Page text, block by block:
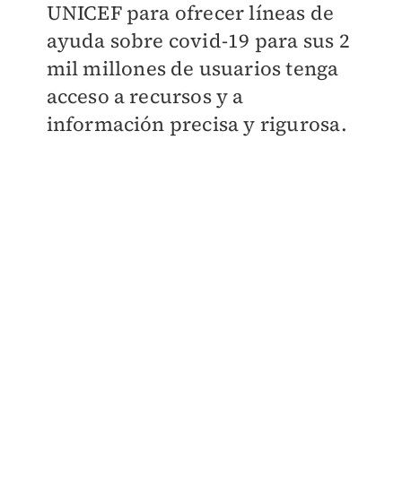
UNICEF para ofrecer líneas de
ayuda sobre covid-19 para sus 2
mil millones de usuarios tenga
acceso a recursos y a
información precisa y rigurosa.